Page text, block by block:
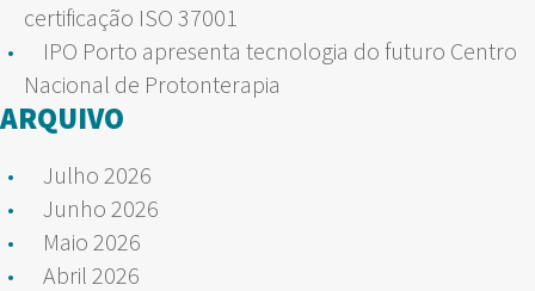
certificação ISO 37001
IPO Porto apresenta tecnologia do futuro Centro
Nacional de Protonterapia
ARQUIVO
Julho 2026
Junho 2026
Maio 2026
Abril 2026